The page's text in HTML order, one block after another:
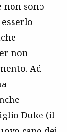
non sono
non
Ad
Duke (il